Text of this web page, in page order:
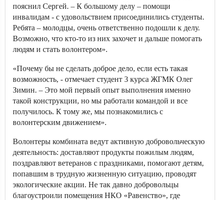
пояснил Сергей. – К большому делу – помощи
инвалидам - с удовольствием присоединились студенты.
Ребята – молодцы, очень ответственно подошли к делу.
Возможно, что кто-то из них захочет и дальше помогать
людям и стать волонтером».
«Почему бы не сделать доброе дело, если есть такая
возможность, - отмечает студент 3 курса ЖГМК Олег
Зимин. – Это мой первый опыт выполнения именно
такой конструкции, но мы работали командой и все
получилось. К тому же, мы познакомились с
волонтерским движением».
Волонтеры комбината ведут активную добровольческую
деятельность: доставляют продукты пожилым людям,
поздравляют ветеранов с праздниками, помогают детям,
попавшим в трудную жизненную ситуацию, проводят
экологические акции. Не так давно добровольцы
благоустроили помещения НКО «Равенство», где